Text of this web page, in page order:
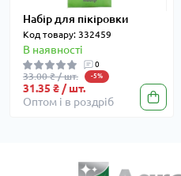
Набір для пікіровки
Код товару: 332459
В наявності
0
33.00 ₴ / шт. -5%
31.35 ₴ / шт.
Оптом і в роздріб